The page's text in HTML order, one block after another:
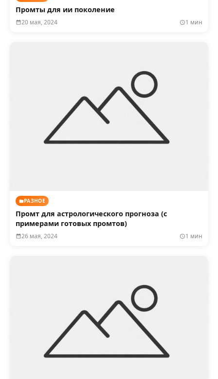
Промты для ии поколение
20 мая, 2024 1 мин
РАЗНОЕ
Промт для астрологического прогноза (с
примерами готовых промтов)
26 мая, 2024 1 мин